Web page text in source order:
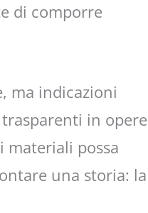
di comporre
ma indicazioni
in opere
materiali possa
una storia: la